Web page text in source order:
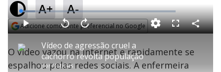
A+ A-
Adicione como fonte preferencial no Google
P
Vídeo de agressão cruel a
cachorro revolta população
porNotícias
P V
t
a
r
1
0
A
n
ç
a
r
1
L
o
a
d
e
9
.
1
8
%
F
s
c
e
C
o
O vídeo vazou na internet e rapidamente se
espalhou pelas redes sociais. A enfermeira